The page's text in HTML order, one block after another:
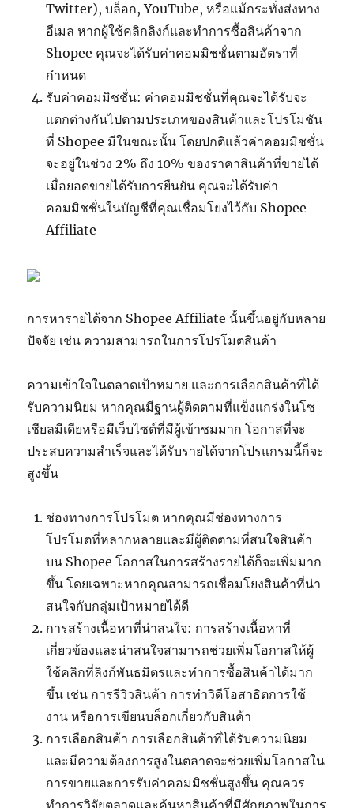
Twitter),บล็อก, YouTube,หรือแม้กระทั่งส่งทาง
อีเมล หากผู้ใช้คลิกลิงก์และทำการซื้อสินค้าจาก
Shopee คุณจะได้รับค่าคอมมิชชั่นตามอัตราที่
กำหนด
รับค่าคอมมิชชั่น: ค่าคอมมิชชั่นที่คุณจะได้รับจะ
แตกต่างกันไปตามประเภทของสินค้าและโปรโมชัน
ที่ Shopee มีในขณะนั้น โดยปกติแล้วค่าคอมมิชชั่น
จะอยู่ในช่วง 2% ถึง 10% ของราคาสินค้าที่ขายได้
เมื่อยอดขายได้รับการยืนยัน คุณจะได้รับค่า
คอมมิชชั่นในบัญชีที่คุณเชื่อมโยงไว้กับ Shopee
Affiliate
การหารายได้จาก Shopee Affiliate นั้นขึ้นอยู่กับหลาย
ปัจจัย เช่น ความสามารถในการโปรโมตสินค้า
ความเข้าใจในตลาดเป้าหมาย และการเลือกสินค้าที่ได้
รับความนิยม หากคุณมีฐานผู้ติดตามที่แข็งแกร่งในโซ
เชียลมีเดียหรือมีเว็บไซต์ที่มีผู้เข้าชมมาก โอกาสที่จะ
ประสบความสำเร็จและได้รับรายได้จากโปรแกรมนี้ก็จะ
สูงขึ้น
ช่องทางการโปรโมต หากคุณมีช่องทางการ
โปรโมตที่หลากหลายและมีผู้ติดตามที่สนใจสินค้า
บน Shopeeโอกาสในการสร้างรายได้ก็จะเพิ่มมาก
ขึ้น โดยเฉพาะหากคุณสามารถเชื่อมโยงสินค้าที่น่า
สนใจกับกลุ่มเป้าหมายได้ดี
การสร้างเนื้อหาที่น่าสนใจ: การสร้างเนื้อหาที่
เกี่ยวข้องและน่าสนใจสามารถช่วยเพิ่มโอกาสให้ผู้
ใช้คลิกที่ลิงก์พันธมิตรและทำการซื้อสินค้าได้มาก
ขึ้น เช่น การรีวิวสินค้า การทำวิดีโอสาธิตการใช้
งาน หรือการเขียนบล็อกเกี่ยวกับสินค้า
การเลือกสินค้า การเลือกสินค้าที่ได้รับความนิยม
และมีความต้องการสูงในตลาดจะช่วยเพิ่มโอกาสใน
การขายและการรับค่าคอมมิชชั่นสูงขึ้น คุณควร